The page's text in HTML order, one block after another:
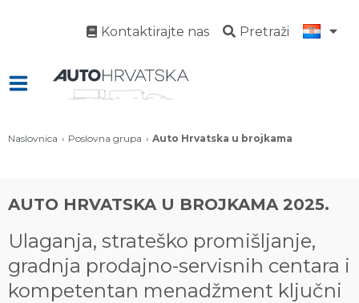
Kontaktirajte nas Pretraži
Naslovnica Poslovna grupa Auto Hrvatska u brojkama
AUTO HRVATSKA U BROJKAMA 2025.
Ulaganja, strateško promišljanje,
gradnja prodajno-servisnih centara i
kompetentan menadžment ključni